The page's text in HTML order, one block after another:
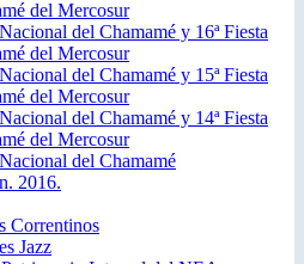
del Mercosur
del Chamamé y 16ª Fiesta
del Mercosur
del Chamamé y 15ª Fiesta
del Mercosur
del Chamamé y 14ª Fiesta
del Mercosur
del Chamamé
2016.
Correntinos
Jazz